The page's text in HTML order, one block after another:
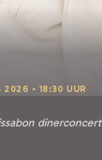
2026 • 18:30 UUR
dinerconcert